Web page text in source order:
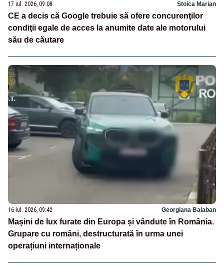
17 iul. 2026, 09:08 Stoica Marian
CE a decis că Google trebuie să ofere concurenţilor
condiţii egale de acces la anumite date ale motorului
său de căutare
16 iul. 2026, 09:42 Georgiana Balaban
Mașini de lux furate din Europa și vândute în România.
Grupare cu români, destructurată în urma unei
operațiuni internaționale